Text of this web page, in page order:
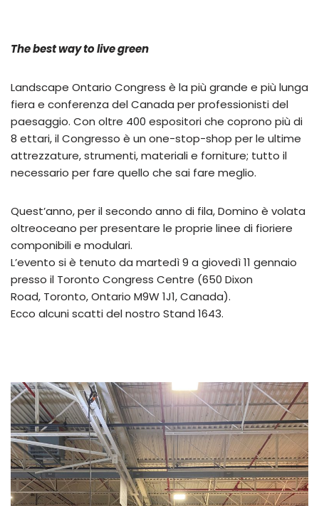
The best way to live green
Landscape Ontario Congress è la più grande e più lunga
fiera e conferenza del Canada per professionisti del
paesaggio. Con oltre 400 espositori che coprono più di
8 ettari, il Congresso è un one-stop-shop per le ultime
attrezzature, strumenti, materiali e forniture; tutto il
necessario per fare quello che sai fare meglio.
Quest’anno, per il secondo anno di fila, Domino è volata
oltreoceano per presentare le proprie linee di fioriere
componibili e modulari.
L’evento si è tenuto da martedì 9 a giovedì 11 gennaio
presso il Toronto Congress Centre (650 Dixon
Road, Toronto, Ontario M9W 1J1, Canada).
Ecco alcuni scatti del nostro Stand 1643.